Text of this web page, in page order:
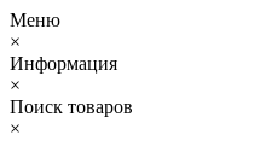
Меню
×
Информация
×
Поиск товаров
×